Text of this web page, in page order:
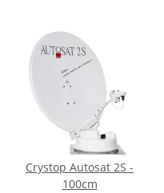
Crystop Autosat 2S -
100cm